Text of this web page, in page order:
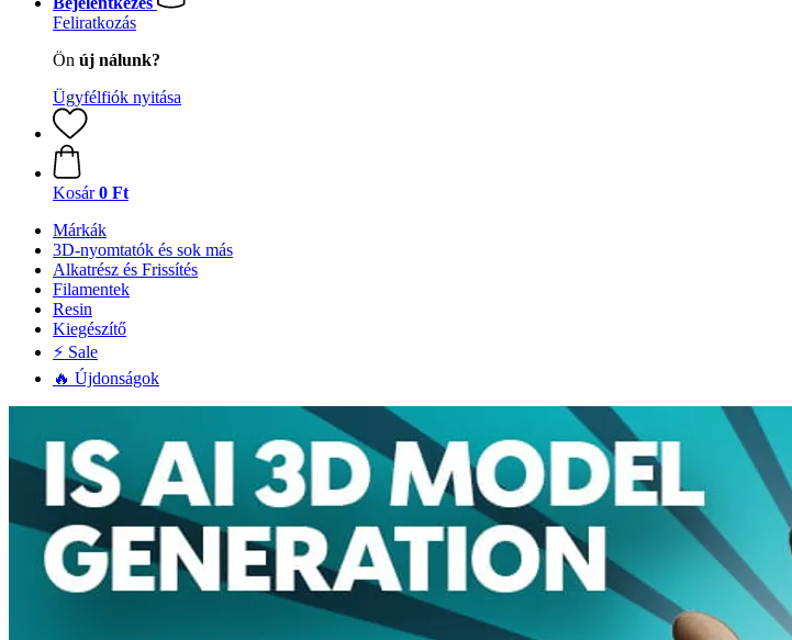
Feliratkozás
Ön új nálunk?
Ügyfélfiók nyitása
Kosár 0 Ft
Márkák
3D-nyomtatók és sok más
Alkatrész és Frissítés
Filamentek
Resin
Kiegészítő
⚡ Sale
🔥 Újdonságok